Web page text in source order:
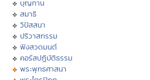
บุญทาน
สมาธิ
วิปัสสนา
ปริวาสกรรม
ฟังสวดมนต์
คอร์สปฏิบัติธรรม
พระพุทธศาสนา